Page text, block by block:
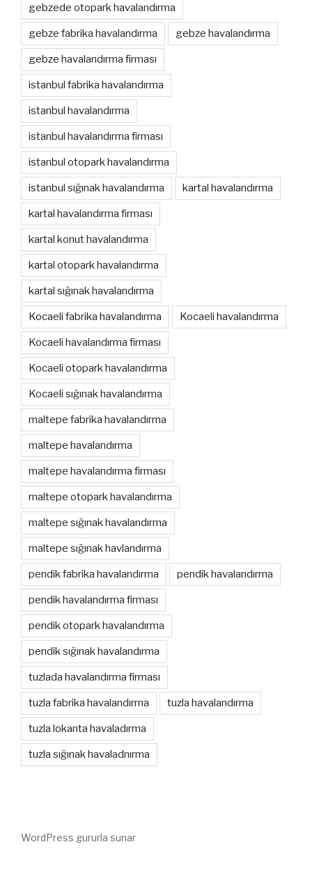
gebzede otopark havalandırma
gebze fabrika havalandırma gebze havalandırma
gebze havalandırma firması
istanbul fabrika havalandırma
istanbul havalandırma
istanbul havalandırma firması
istanbul otopark havalandırma
istanbul sığınak havalandırma kartal havalandırma
kartal havalandırma firması
kartal konut havalandırma
kartal otopark havalandırma
kartal sığınak havalandırma
Kocaeli fabrika havalandırma Kocaeli havalandırma
Kocaeli havalandırma firması
Kocaeli otopark havalandırma
Kocaeli sığınak havalandırma
maltepe fabrika havalandırma
maltepe havalandırma
maltepe havalandırma firması
maltepe otopark havalandırma
maltepe sığınak havalandırma
maltepe sığınak havlandırma
pendik fabrika havalandırma pendik havalandırma
pendik havalandırma firması
pendik otopark havalandırma
pendik sığınak havalandırma
tuzlada havalandırma firması
tuzla fabrika havalandırma tuzla havalandırma
tuzla lokanta havaladırma
tuzla sığınak havaladnırma
WordPress gururla sunar